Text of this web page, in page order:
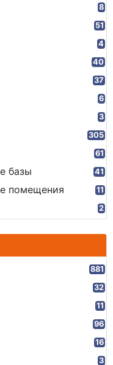
8
51
4
40
37
6
3
305
61
базы 41
помещения 11
2
881
32
11
96
16
3